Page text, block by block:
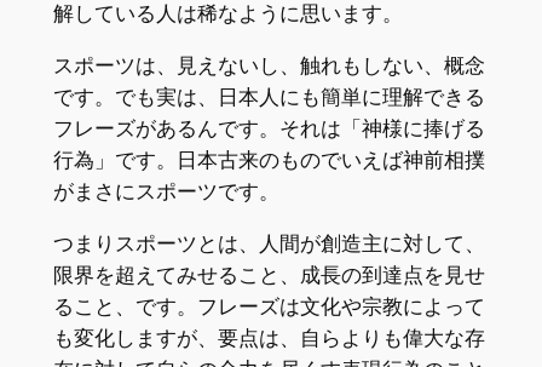
解している人は稀なように思います。
スポーツは、見えないし、触れもしない、概念
です。でも実は、日本人にも簡単に理解できる
フレーズがあるんです。それは「神様に捧げる
行為」です。日本古来のものでいえば神前相撲
がまさにスポーツです。
つまりスポーツとは、人間が創造主に対して、
限界を超えてみせること、成長の到達点を見せ
ること、です。フレーズは文化や宗教によって
も変化しますが、要点は、自らよりも偉大な存